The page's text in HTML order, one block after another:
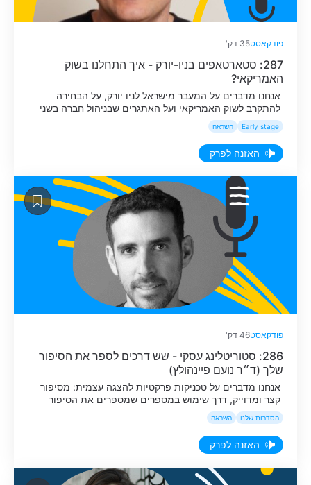
פודקאסט35 דק'
287: סטארטאפים בניו-יורק - איך התחלנו בשוק
האמריקאי?
אנחנו מדברים על המעבר מישראל לניו יורק, על הבחירה
להתקרב לשוק האמריקאי ועל האתגרים שבניהול חברה בשני
צדי האוקיינוס.
Early stage השראה
האזנה לפרק
פודקאסט46 דק'
286: סטוריטלינג עסקי - שש דרכים לספר את הסיפור
שלך (ד״ר נועם פיינהולץ)
אנחנו מדברים על טכניקות פרקטיות להצגה עצמית: מסיפור
קצר ומדוייק, דרך שימוש במספרים שמספרים את הסיפור
שלנו בצורה עוצמתית, שימוש ברגעים קטנים כדי ליצור חיבור
אמיתי ועד המודל שעוזר לנו לספר על עצמנו - מבלי להעמיד
את עצמנו במרכז.
הסדרות שלנו השראה
האזנה לפרק